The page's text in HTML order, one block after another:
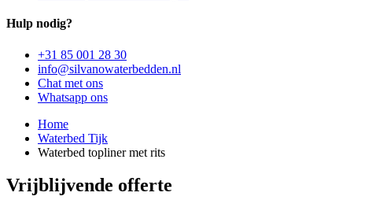
Hulp nodig?
+31 85 001 28 30
info@silvanowaterbedden.nl
Chat met ons
Whatsapp ons
Home
Waterbed Tijk
Waterbed topliner met rits
Vrijblijvende offerte